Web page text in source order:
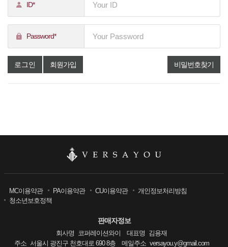
ID*
Password*
비밀번호찾기
로그인 회원가입
MC이용약관 PA이용약관 CU이용약관
개인정보처리방침
청소년보호정책
판매자정보
회사명 코퍼레이션와이 대표명 김용재
주소 서울시 광진구 천호대로 690 8층 메일주소 versayou.y@gmail.com